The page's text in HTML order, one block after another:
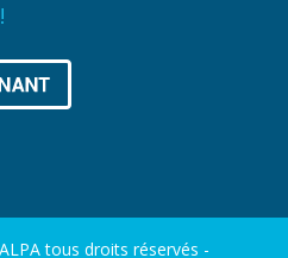
tous droits réservés -